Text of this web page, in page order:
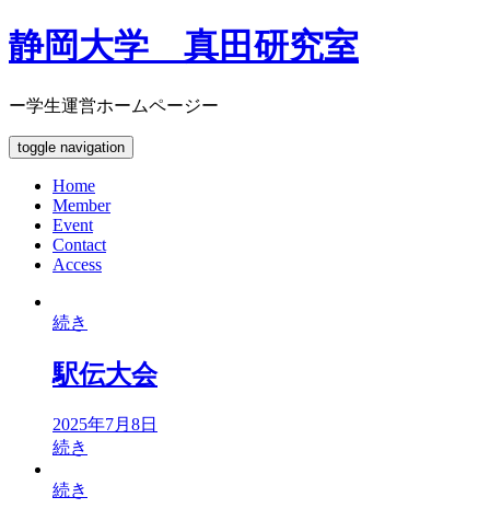
静岡大学 真田研究室
ー学生運営ホームページー
toggle navigation
Home
Member
Event
Contact
Access
続き
駅伝大会
2025年7月8日
続き
続き